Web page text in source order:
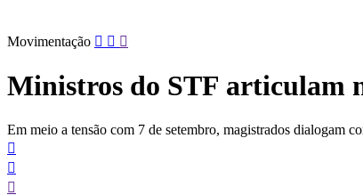
Pular
conteúdo
Movimentação
Ministros do STF articulam
Em meio a tensão com 7 de setembro, magistrados dialogam